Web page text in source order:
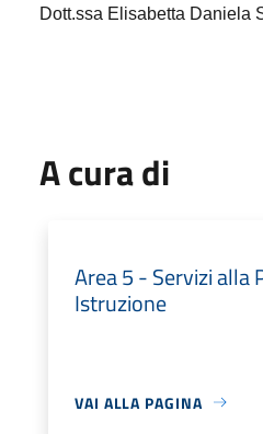
Dott.ssa Elisabetta Daniela
A cura di
Area 5 - Servizi alla
Istruzione
VAI ALLA PAGINA